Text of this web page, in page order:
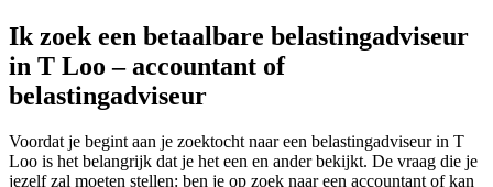
Ik zoek een betaalbare belastingadviseur
in T Loo – accountant of
belastingadviseur
Voordat je begint aan je zoektocht naar een belastingadviseur in T
Loo is het belangrijk dat je het een en ander bekijkt. De vraag die je
jezelf zal moeten stellen: ben je op zoek naar een accountant of kan